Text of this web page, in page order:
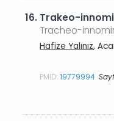
16. Trakeo-
Tracheo-
Hafize Yalınız,
PMID:19779994